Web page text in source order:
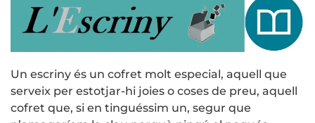
Un escriny és un cofret molt especial, aquell que
serveix per estotjar-hi joies o coses de preu, aquell
cofret que, si en tinguéssim un, segur que